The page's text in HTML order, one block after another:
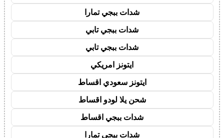
شدات ببجي تمارا
شدات ببجي تابي
شدات ببجي تابي
ايتونز امريكي
ايتونز سعودي اقساط
شحن يلا لودو اقساط
شدات ببجي اقساط
شدات ببجي تمارا